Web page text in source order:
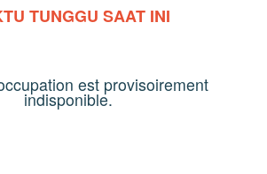
TUNGGU SAAT INI
est provisoirement
indisponible.